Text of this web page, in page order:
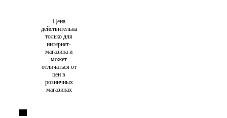
Цена
действительна
только для
интернет-
магазина и
может
отличаться от
цен в
розничных
магазинах